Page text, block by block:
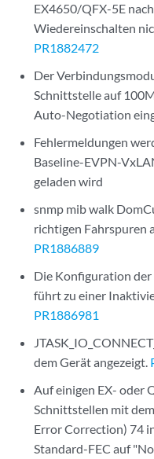
EX4650/QFX-5E
Wiedereinschalten
PR1882472
Der
Schnittstelle auf
Auto-Negotiation
Fehlermeldungen
Baseline-EVPN-
geladen wird
snmp mib walk
richtigen Fahrspuren
PR1886889
Die Konfiguration
führt zu einer
PR1886981
dem Gerät angezeigt.
Auf einigen EX- oder
Schnittstellen mit
Error Correction) 74
Standard-FEC auf